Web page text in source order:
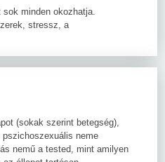
minden okozhatja.
stressz, a
(sokak szerint betegség),
neme
nemű a tested, mint amilyen